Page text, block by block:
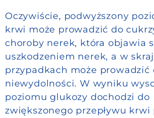
Oczywiście, podwyższony
krwi może prowadzić do
choroby nerek, która objawia
uszkodzeniem nerek, a w
przypadkach może prowadzić
niewydolności. W wyniku
poziomu glukozy dochodzi do
zwiększonego przepływu krwi